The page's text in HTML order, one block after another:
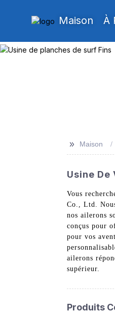
Maison À
>> Maison
Usine De
Vous
Co., Ltd.
nos ailerons
conçus pour
pour vos
ailerons
supérieur.
Produits